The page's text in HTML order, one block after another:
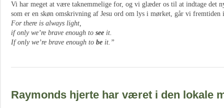
Vi har meget at være taknemmelige for, og vi glæder os til at indtage det
som er en skøn omskrivning af Jesu ord om lys i mørket, går vi fremtiden
For there is always light,
if only we’re brave enough to see it.
If only we’re brave enough to be it.”
Raymonds hjerte har været i den lokale